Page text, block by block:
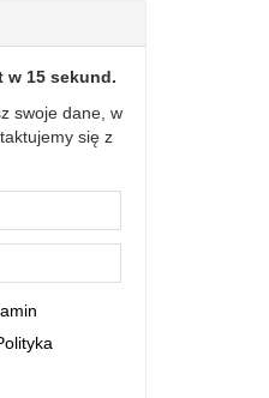
w 15 sekund.
swoje dane, w
się z